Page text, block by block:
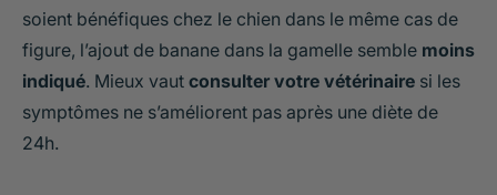
soient bénéfiques chez le chien dans le même cas de
figure, l’ajout de banane dans la gamelle semble moins
indiqué. Mieux vaut consulter votre vétérinaire si les
symptômes ne s’améliorent pas après une diète de
24h.